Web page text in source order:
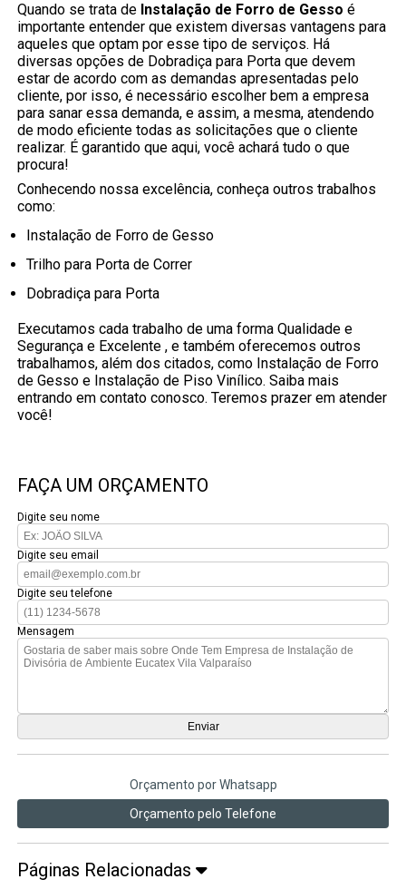
Quando se trata de Instalação de Forro de Gesso é
importante entender que existem diversas vantagens para
aqueles que optam por esse tipo de serviços. Há
diversas opções de Dobradiça para Porta que devem
estar de acordo com as demandas apresentadas pelo
cliente, por isso, é necessário escolher bem a empresa
para sanar essa demanda, e assim, a mesma, atendendo
de modo eficiente todas as solicitações que o cliente
realizar. É garantido que aqui, você achará tudo o que
procura!
Conhecendo nossa excelência, conheça outros trabalhos
como:
Instalação de Forro de Gesso
Trilho para Porta de Correr
Dobradiça para Porta
Executamos cada trabalho de uma forma Qualidade e
Segurança e Excelente , e também oferecemos outros
trabalhamos, além dos citados, como Instalação de Forro
de Gesso e Instalação de Piso Vinílico. Saiba mais
entrando em contato conosco. Teremos prazer em atender
você!
FAÇA UM ORÇAMENTO
Digite seu nome
Digite seu email
Digite seu telefone
Mensagem
Orçamento por Whatsapp
Orçamento pelo Telefone
Páginas Relacionadas